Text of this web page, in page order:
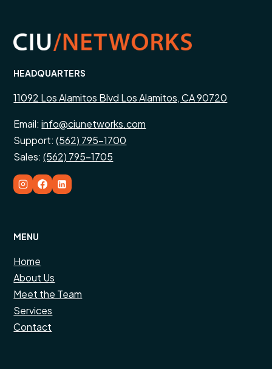
HEADQUARTERS
11092 Los Alamitos Blvd Los Alamitos, CA 90720
Email:info@ciunetworks.com
Support:(562) 795-1700
Sales:(562) 795-1705
MENU
Home
About Us
Meet the Team
Services
Contact